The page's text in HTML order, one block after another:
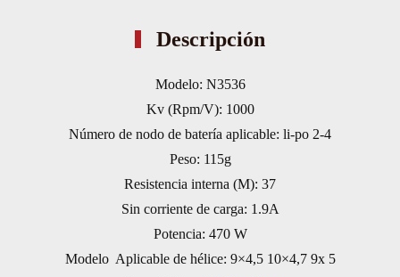
Descripción
Modelo: N3536
Kv (Rpm/V): 1000
Número de nodo de batería aplicable: li-po 2-4
Peso: 115g
Resistencia interna (M): 37
Sin corriente de carga: 1.9A
Potencia: 470 W
Modelo Aplicable de hélice: 9×4,5 10×4,7 9x 5